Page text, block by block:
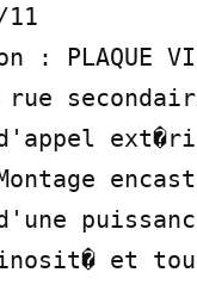
11
: PLAQUE
rue
d'appel
et